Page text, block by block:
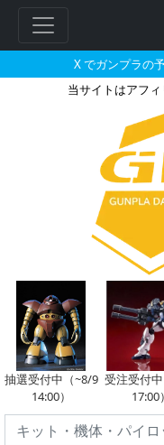
X でガンプラの
当サイトはアフィ
HGBC 1/144
抽選受付中（~8/9
14:00）
受注受付
17:00）